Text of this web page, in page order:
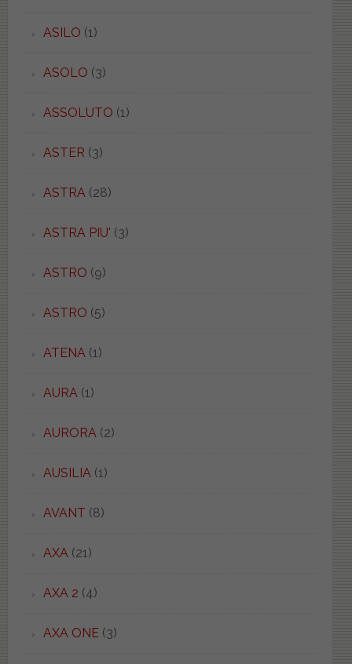
ASILO (1)
ASOLO (3)
ASSOLUTO (1)
ASTER (3)
ASTRA (28)
ASTRA PIU' (3)
ASTRO (9)
ASTRO (5)
ATENA (1)
AURA (1)
AURORA (2)
AUSILIA (1)
AVANT (8)
AXA (21)
AXA 2 (4)
AXA ONE(3)